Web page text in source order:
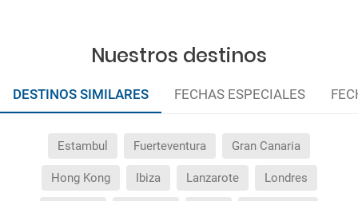
traslados?
Nuestros destinos
DESTINOS SIMILARES FECHAS ESPECIALES
Estambul Fuerteventura Gran Canaria
Hong Kong Ibiza Lanzarote Londres